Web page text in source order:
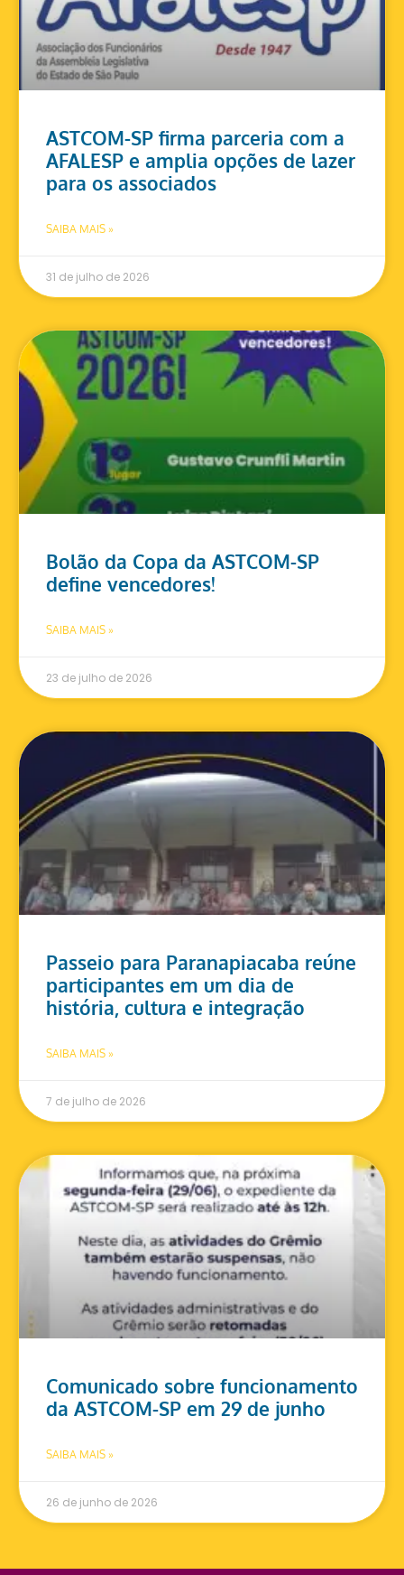
ASTCOM-SP firma parceria com a
AFALESP e amplia opções de lazer
para os associados
SAIBA MAIS »
31 de julho de 2026
Bolão da Copa da ASTCOM-SP
define vencedores!
SAIBA MAIS »
23 de julho de 2026
Passeio para Paranapiacaba reúne
participantes em um dia de
história, cultura e integração
SAIBA MAIS »
7 de julho de 2026
Comunicado sobre funcionamento
da ASTCOM-SP em 29 de junho
SAIBA MAIS »
26 de junho de 2026